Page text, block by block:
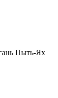
Пыть-Ях